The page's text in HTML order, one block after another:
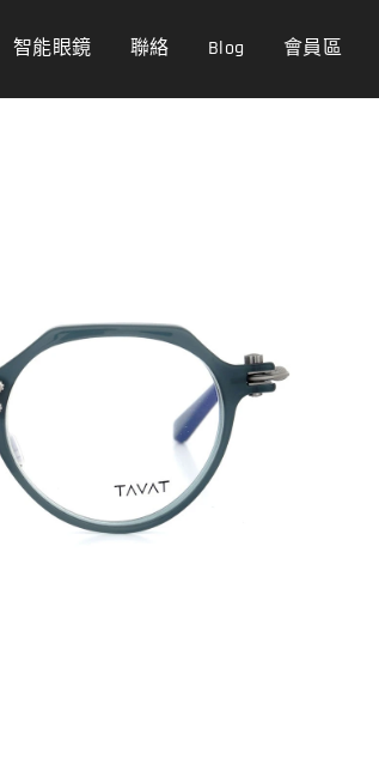
智能眼鏡 聯絡 Blog 會員區